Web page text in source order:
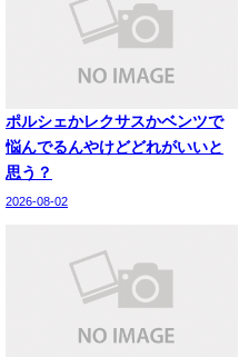
ポルシェかレクサスかベンツで
悩んでるんやけどどれがいいと
思う？
2026-08-02